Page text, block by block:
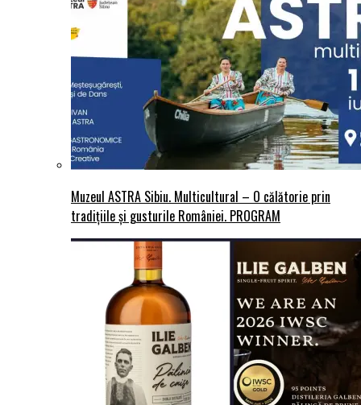
Muzeul ASTRA Sibiu. Multicultural – O călătorie prin
tradițiile și gusturile României. PROGRAM